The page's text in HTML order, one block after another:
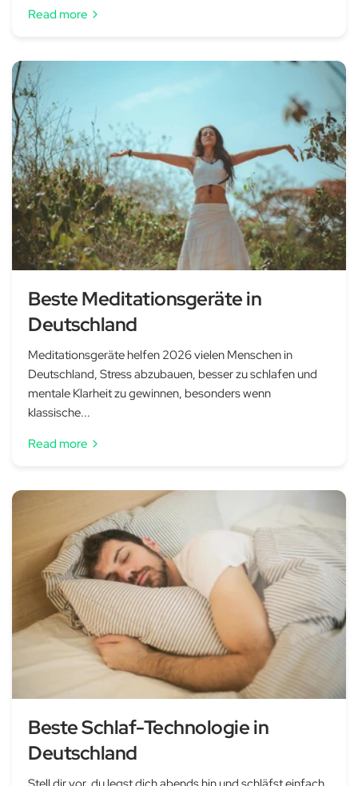
Read more
Beste Meditationsgeräte in
Deutschland
Meditationsgeräte helfen 2026 vielen Menschen in
Deutschland, Stress abzubauen, besser zu schlafen und
mentale Klarheit zu gewinnen, besonders wenn
klassische...
Read more
Beste Schlaf-Technologie in
Deutschland